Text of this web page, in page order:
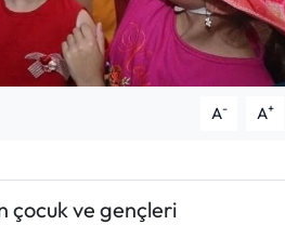
A- A+
çocuk ve gençleri